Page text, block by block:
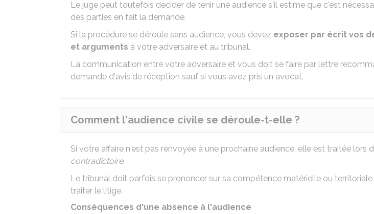
Le juge peut toutefois décider de tenir une audience s'il estime que c'est
des parties en fait la demande.
Si la procédure se déroule sans audience, vous devez exposer par écrit vos
et arguments à votre adversaire et au tribunal.
La communication entre votre adversaire et vous doit se faire par lettre
demande d'avis de réception sauf si vous avez pris un avocat.
Comment l'audience civile se déroule-t-elle ?
Si votre affaire n'est pas renvoyée à une prochaine audience, elle est traitée lors
contradictoire.
Le tribunal doit parfois se prononcer sur sa compétence matérielle ou
traiter le litige.
Conséquences d'une absence à l'audience